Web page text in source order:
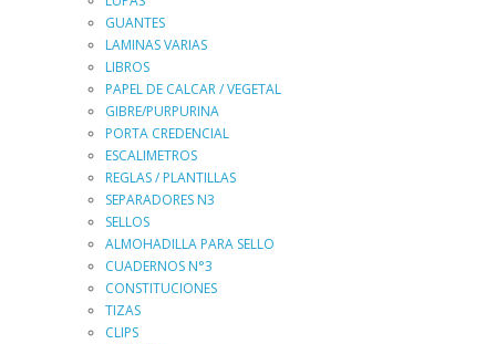
GUANTES
LAMINAS VARIAS
LIBROS
PAPEL DE CALCAR / VEGETAL
GIBRE/PURPURINA
PORTA CREDENCIAL
ESCALIMETROS
REGLAS / PLANTILLAS
SEPARADORES N3
SELLOS
ALMOHADILLA PARA SELLO
CUADERNOS N°3
CONSTITUCIONES
TIZAS
CLIPS